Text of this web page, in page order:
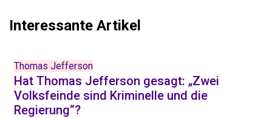
Interessante Artikel
Thomas Jefferson
Hat Thomas Jefferson gesagt: „Zwei
Volksfeinde sind Kriminelle und die
Regierung“?